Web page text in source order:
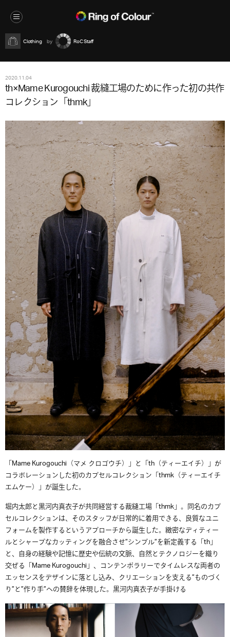
Clothing RoC Staff
2020.11.04
th×Mame Kurogouchi 裁縫工場のために作った初の共作
コレクション「thmk」
「Mame Kurogouchi（マメ クロゴウチ）」と「th（ティーエイチ）」が
コラボレーションした初のカプセルコレクション「thmk（ティーエイチ
エムケー）」が誕生した。
堀内太郎と黒河内真衣子が共同経営する裁縫工場「thmk」。同名のカプ
セルコレクションは、そのスタッフが日常的に着用できる、良質なユニ
フォームを製作するというアプローチから誕生した。緻密なディティー
ルとシャープなカッティングを融合させ”シンプル”を新定義する「th」
と、自身の経験や記憶に歴史や伝統の文脈、自然とテクノロジーを織り
交ぜる「Mame Kurogouchi」、コンテンポラリーでタイムレスな両者の
エッセンスをデザインに落とし込み、クリエーションを支える”ものづく
り”と”作り手”への賛辞を体現した。黒河内真衣子が手掛ける